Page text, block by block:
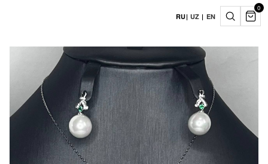
RU| UZ | EN
0